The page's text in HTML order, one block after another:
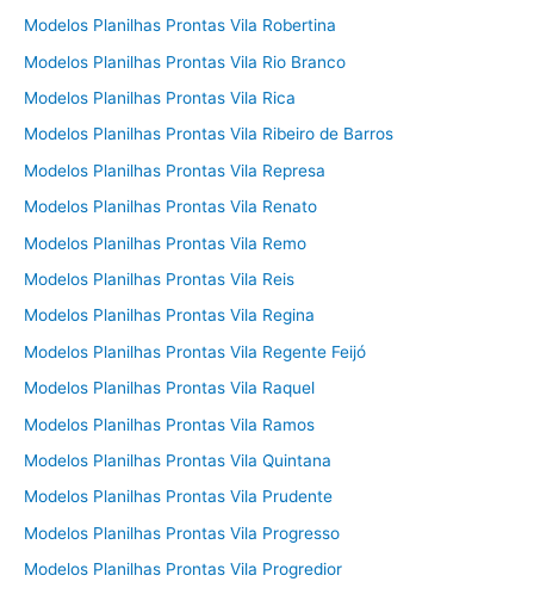
Modelos Planilhas Prontas Vila Robertina
Modelos Planilhas Prontas Vila Rio Branco
Modelos Planilhas Prontas Vila Rica
Modelos Planilhas Prontas Vila Ribeiro de Barros
Modelos Planilhas Prontas Vila Represa
Modelos Planilhas Prontas Vila Renato
Modelos Planilhas Prontas Vila Remo
Modelos Planilhas Prontas Vila Reis
Modelos Planilhas Prontas Vila Regina
Modelos Planilhas Prontas Vila Regente Feijó
Modelos Planilhas Prontas Vila Raquel
Modelos Planilhas Prontas Vila Ramos
Modelos Planilhas Prontas Vila Quintana
Modelos Planilhas Prontas Vila Prudente
Modelos Planilhas Prontas Vila Progresso
Modelos Planilhas Prontas Vila Progredior